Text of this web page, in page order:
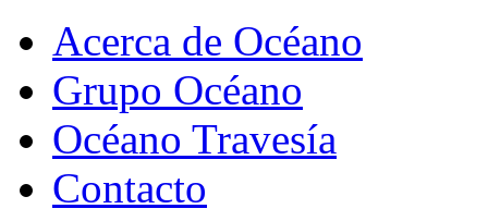
Acerca de Océano
Grupo Océano
Océano Travesía
Contacto